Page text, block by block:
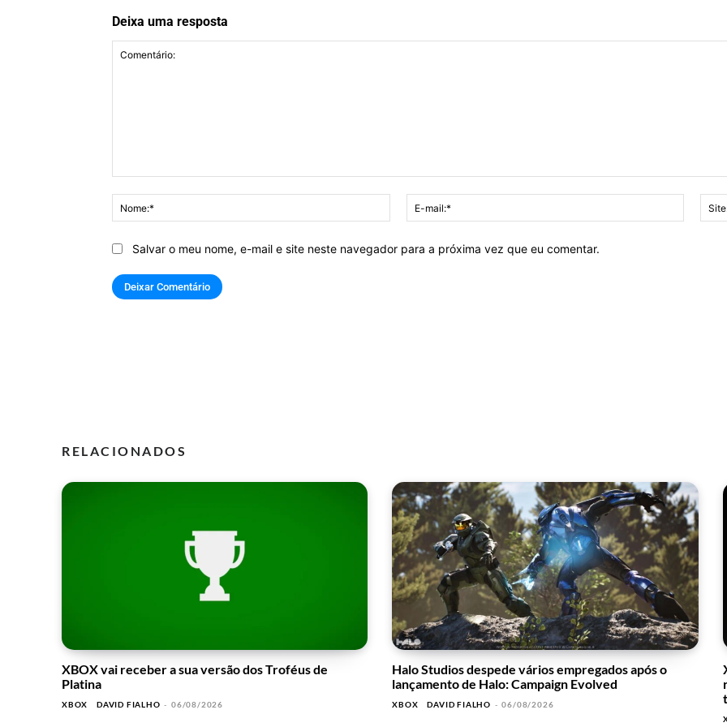
Deixa uma resposta
Nome:*
mail:*
Salvar o meu nome, e-mail e site neste navegador para a próxima vez que eu comentar.
RELACIONADOS
XBOX vai receber a sua versão dos Troféus de
Platina
XBOX DAVID FIALHO - 06/08/2026
Halo Studios despede vários empregados após o
lançamento de Halo: Campaign Evolved
XBOX DAVID FIALHO - 06/08/2026